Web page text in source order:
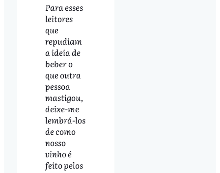
Para esses
leitores
que
repudiam
a ideia de
beber o
que outra
pessoa
mastigou,
deixe-me
lembrá-los
de como
nosso
vinho é
feito pelos